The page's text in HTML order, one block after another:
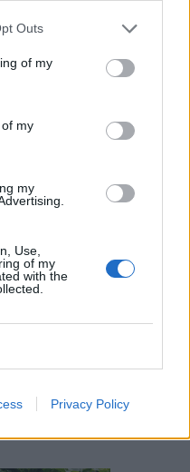
Outs
of my
my
my
Use,
of my
with the
Privacy Policy